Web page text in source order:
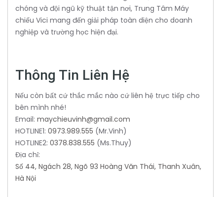
chóng và đội ngũ kỹ thuật tận nơi, Trung Tâm Máy
chiếu Vici mang đến giải pháp toàn diện cho doanh
nghiệp và trường học hiện đại.
Thông Tin Liên Hệ
Nếu còn bất cứ thắc mắc nào cứ liên hệ trực tiếp cho
bên mình nhé!
Email: maychieuvinh@gmail.com
HOTLINE1: 0973.989.555 (Mr.Vinh)
HOTLINE2: 0378.838.555 (Ms.Thuy)
Địa chỉ:
Số 44, Ngách 28, Ngõ 93 Hoàng Văn Thái, Thanh Xuân,
Hà Nội